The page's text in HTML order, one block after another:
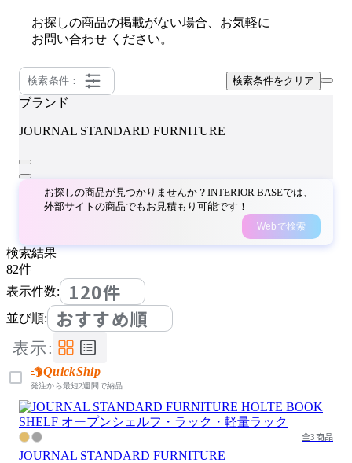
お探しの商品の掲載がない場合、お気軽に
お問い合わせ ください。
検索条件： 検索条件をクリア
ブランド
JOURNAL STANDARD FURNITURE
お探しの商品が見つかりませんか？INTERIOR BASEでは、
外部サイトの商品でもお見積もり可能です！
Webで検索
検索結果
82件
表示件数:
120件
並び順: おすすめ順
表示:
QuickShip
発注から最短2週間で納品
全3商品
JOURNAL STANDARD FURNITURE